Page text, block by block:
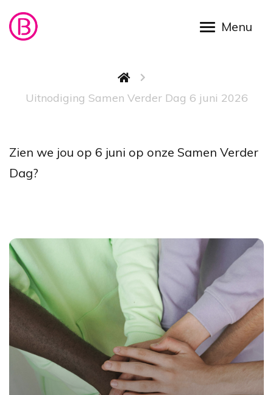
Overslaan en naar de inhoud gaan
Uitnodiging Samen Verder Dag 6 juni 2026
Zien we jou op 6 juni op onze Samen Verder
Dag?